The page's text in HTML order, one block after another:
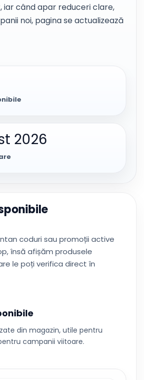
iar când apar reduceri clare,
noi, pagina se actualizează
2026
coduri sau promoții active
însă afișăm produsele
le poți verifica direct în
din magazin, utile pentru
campanii viitoare.